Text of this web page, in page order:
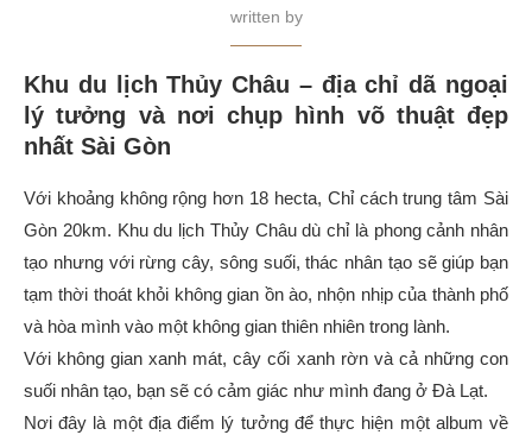
written by
Khu du lịch Thủy Châu – địa chỉ dã ngoại
lý tưởng và nơi chụp hình võ thuật đẹp
nhất Sài Gòn
Với khoảng không rộng hơn 18 hecta, Chỉ cách trung tâm Sài
Gòn 20km. Khu du lịch Thủy Châu dù chỉ là phong cảnh nhân
tạo nhưng với rừng cây, sông suối, thác nhân tạo sẽ giúp bạn
tạm thời thoát khỏi không gian ồn ào, nhộn nhịp của thành phố
và hòa mình vào một không gian thiên nhiên trong lành.
Với không gian xanh mát, cây cối xanh rờn và cả những con
suối nhân tạo, bạn sẽ có cảm giác như mình đang ở Đà Lạt.
Nơi đây là một địa điểm lý tưởng để thực hiện một album về